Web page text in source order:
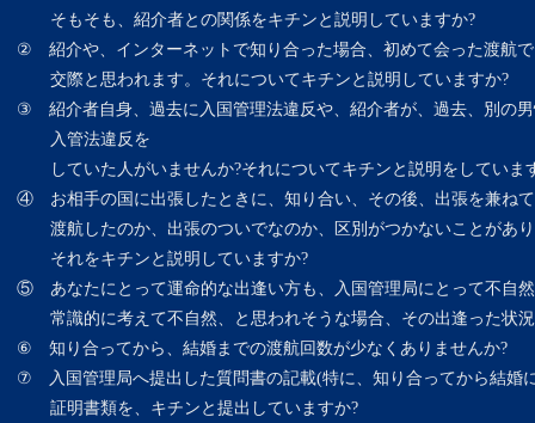
そもそも、紹介者との関係をキチンと説明していますか?
② 紹介や、インターネットで知り合った場合、初めて会った渡航で
交際と思われます。それについてキチンと説明していますか?
③ 紹介者自身、過去に入国管理法違反や、紹介者が、過去、別の男
入管法違反を
していた人がいませんか?それについてキチンと説明をしていま
④ お相手の国に出張したときに、知り合い、その後、出張を兼ねて
渡航したのか、出張のついでなのか、区別がつかないことがあり
それをキチンと説明していますか?
⑤ あなたにとって運命的な出逢い方も、入国管理局にとって不自然
常識的に考えて不自然、と思われそうな場合、その出逢った状況
⑥ 知り合ってから、結婚までの渡航回数が少なくありませんか?
⑦ 入国管理局へ提出した質問書の記載(特に、知り合ってから結婚
証明書類を、キチンと提出していますか?